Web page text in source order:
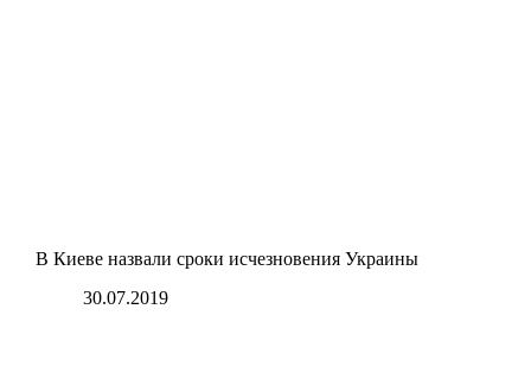
В Киеве назвали сроки исчезновения Украины
30.07.2019